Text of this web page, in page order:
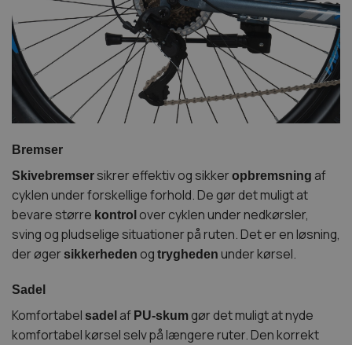
Bremser
Skivebremser sikrer effektiv og sikker opbremsning af
cyklen under forskellige forhold. De gør det muligt at
bevare større kontrol over cyklen under nedkørsler,
sving og pludselige situationer på ruten. Det er en løsning,
der øger sikkerheden og trygheden under kørsel.
Sadel
Komfortabel sadel af PU-skum gør det muligt at nyde
komfortabel kørsel selv på længere ruter. Den korrekt